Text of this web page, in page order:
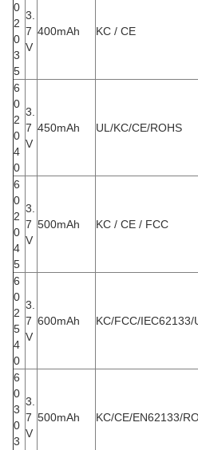
0
2
0
3
5
3.
7
V
400mAh KC / CE
6
0
2
0
4
0
3.
7
V
450mAh UL/KC/CE/ROHS
6
0
2
0
4
5
3.
7
V
500mAh KC / CE / FCC
6
0
2
5
4
0
3.
7
V
600mAh KC/FCC/IEC62133/
6
0
3
0
3
3.
7
V
500mAh KC/CE/EN62133/